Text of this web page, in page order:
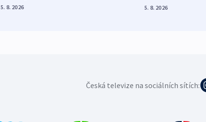
5. 8. 2026 5. 8. 2026
Česká televize na sociálních sítích: